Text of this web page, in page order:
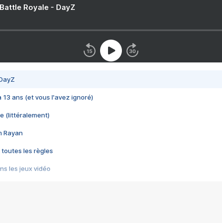
Royale - DayZ
13 ans (et vous l'avez ignoré)
(littéralement)
Rayan
toutes les règles
les jeux vidéo